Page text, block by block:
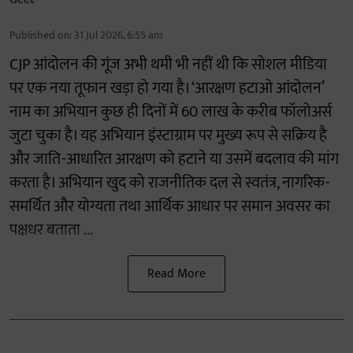
Published on: 31 Jul 2026, 6:55 am
CJP आंदोलन की गूंज अभी थमी भी नहीं थी कि सोशल मीडिया
पर एक नया तूफान खड़ा हो गया है। ‘आरक्षण हटाओ आंदोलन’
नाम का अभियान कुछ ही दिनों में 60 लाख के करीब फॉलोअर्स
जुटा चुका है। यह अभियान इंस्टाग्राम पर मुख्य रूप से सक्रिय है
और जाति-आधारित आरक्षण को हटाने या उसमें बदलाव की मांग
करता है। अभियान खुद को राजनीतिक दल से स्वतंत्र, नागरिक-
समर्थित और योग्यता तथा आर्थिक आधार पर समान अवसर का
पक्षधर बताता ...
Read More